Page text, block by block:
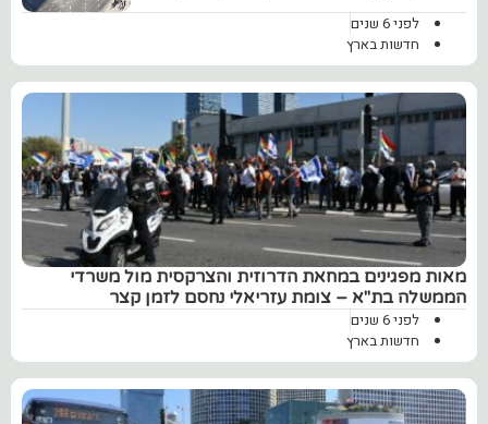
לפני 6 שנים
חדשות בארץ
מאות מפגינים במחאת הדרוזית והצרקסית מול משרדי
הממשלה בת"א – צומת עזריאלי נחסם לזמן קצר
לפני 6 שנים
חדשות בארץ